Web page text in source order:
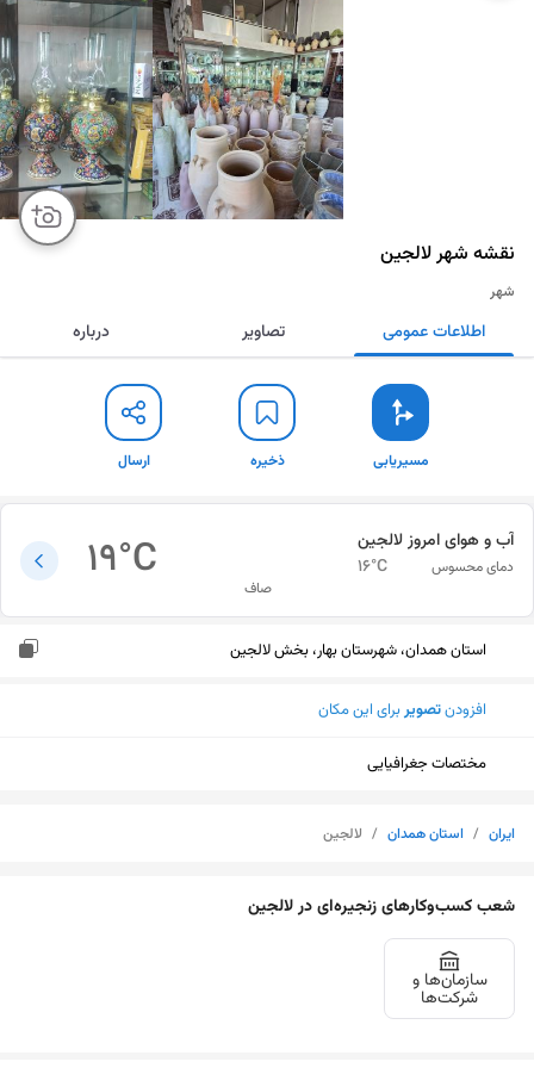
نقشه‌ شهرلالجین
شهر
مسیریابی ارسال اطلاعات عمومی تصاویر درباره
مسیریابی ذخیره ارسال
آب و هوای امروزلالجین
دمای محسوس 16°C
صاف 19°C
استان همدان، شهرستان بهار، بخش لالجین
افزودنتصویربرای این مکان
مختصات جغرافیایی
ایران / استان همدان / لالجین
شعب کسب‌وکارهای زنجیره‌ای در لالجین
سازمان‌ها و
شرکت‌ها